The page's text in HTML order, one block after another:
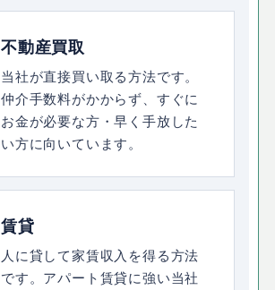
不動産買取
当社が直接買い取る方法です。
仲介手数料がかからず、すぐに
お金が必要な方・早く手放した
い方に向いています。
賃貸
人に貸して家賃収入を得る方法
です。アパート賃貸に強い当社